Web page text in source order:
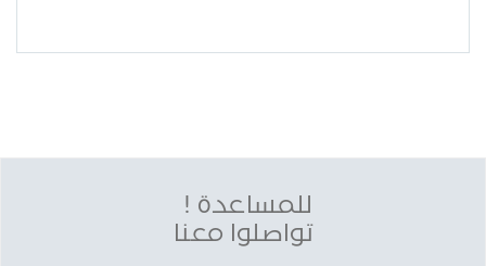
للمساعدة !
تواصلوا معنا